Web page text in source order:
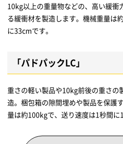
10kg以上の重量物などの、高い緩衝
る緩衝材を製造します。機械重量は
に33cmです。
「パドパックLC」
重さの軽い製品や10kg前後の重さの
造。梱包箱の隙間埋めや製品を保護
量は約100kgで、送り速度は1秒間に